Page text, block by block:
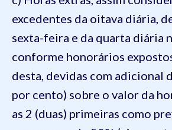
excedentes da oitava diária,
sexta-feira e da quarta diária
conforme honorários
desta, devidas com adicional
por cento) sobre o valor da
as 2 (duas) primeiras como